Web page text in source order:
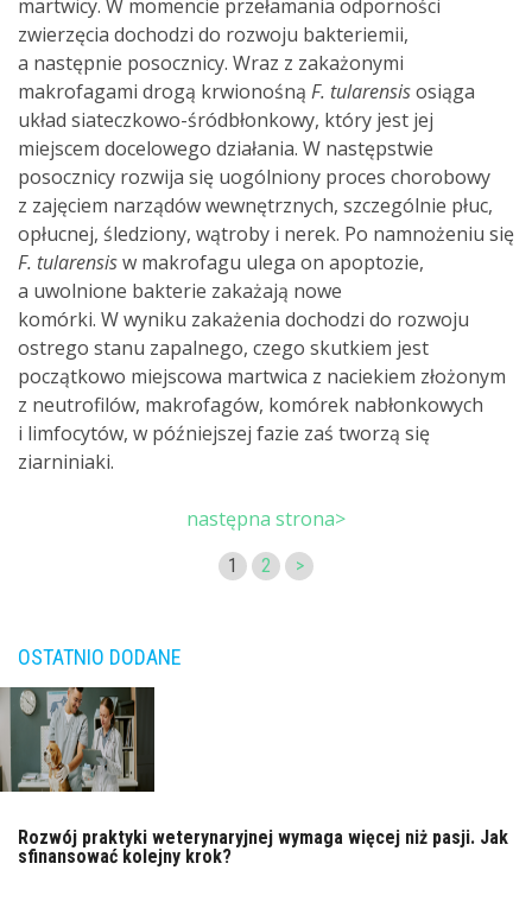
martwicy. W momencie przełamania odporności
zwierzęcia dochodzi do rozwoju bakteriemii,
a następnie posocznicy. Wraz z zakażonymi
makrofagami drogą krwionośną F. tularensisosiąga
układ siateczkowo-śródbłonkowy, który jest jej
miejscem docelowego działania. W następstwie
posocznicy rozwija się uogólniony proces chorobowy
z zajęciem narządów wewnętrznych, szczególnie płuc,
opłucnej, śledziony, wątroby i nerek. Po namnożeniu się
F. tularensisw makrofagu ulega on apoptozie,
a uwolnione bakterie zakażają nowe
komórki. W wyniku zakażenia dochodzi do rozwoju
ostrego stanu zapalnego, czego skutkiem jest
początkowo miejscowa martwica z naciekiem złożonym
z neutrofilów, makrofagów, komórek nabłonkowych
i limfocytów, w późniejszej fazie zaś tworzą się
ziarniniaki.
następna strona>
1 2 >
OSTATNIO DODANE
Rozwój praktyki weterynaryjnej wymaga więcej niż pasji. Jak
sfinansować kolejny krok?